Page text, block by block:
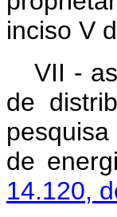
inciso V
VII -
de
de
14.120,